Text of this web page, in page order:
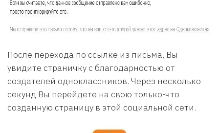
После перехода по ссылке из письма, Вы
увидите страничку с благодарностью от
создателей одноклассников. Через несколько
секунд Вы перейдете на свою только-что
созданную страницу в этой социальной сети.